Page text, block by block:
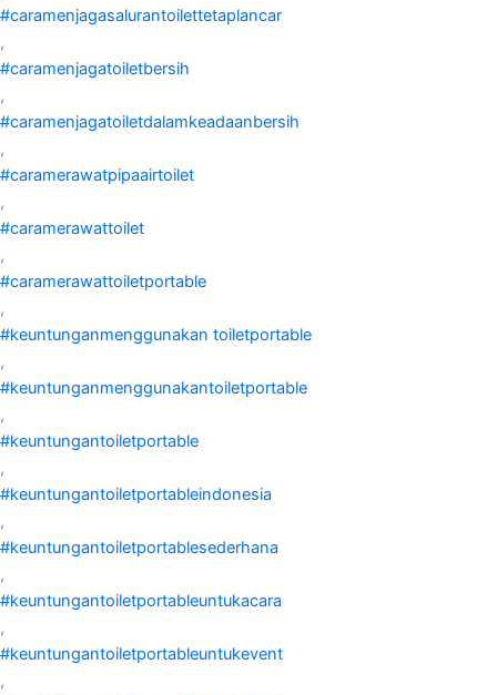
#caramenjagasalurantoilettetaplancar
,
#caramenjagatoiletbersih
,
#caramenjagatoiletdalamkeadaanbersih
,
#caramerawatpipaairtoilet
,
#caramerawattoilet
,
#caramerawattoiletportable
,
#keuntunganmenggunakan toiletportable
,
#keuntunganmenggunakantoiletportable
,
#keuntungantoiletportable
,
#keuntungantoiletportableindonesia
,
#keuntungantoiletportablesederhana
,
#keuntungantoiletportableuntukacara
,
#keuntungantoiletportableuntukevent
,